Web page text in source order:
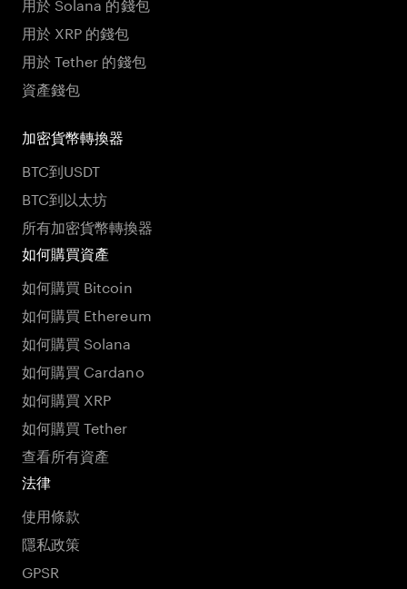
用於 XRP 的錢包
用於 Tether 的錢包
資產錢包
加密貨幣轉換器
BTC到USDT
BTC到以太坊
所有加密貨幣轉換器
如何購買資產
如何購買 Bitcoin
如何購買 Ethereum
如何購買 Solana
如何購買 Cardano
如何購買 XRP
如何購買 Tether
查看所有資產
法律
使用條款
隱私政策
GPSR